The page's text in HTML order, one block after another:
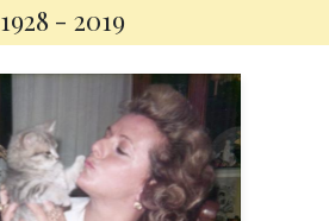
1928 - 2019